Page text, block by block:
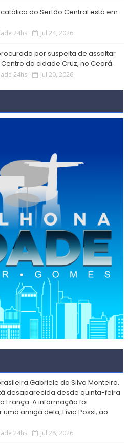
do Sertão Central está em
24hs Jul 24, 2026
por suspeita de assaltar
da cidade Cruz, no Ceará.
24hs Jul 20, 2026
Gabriele da Silva Monteiro,
desaparecida desde quinta-feira
França. A informação foi
amiga dela, Lívia Possi, ao
24hs Jul 28, 2026